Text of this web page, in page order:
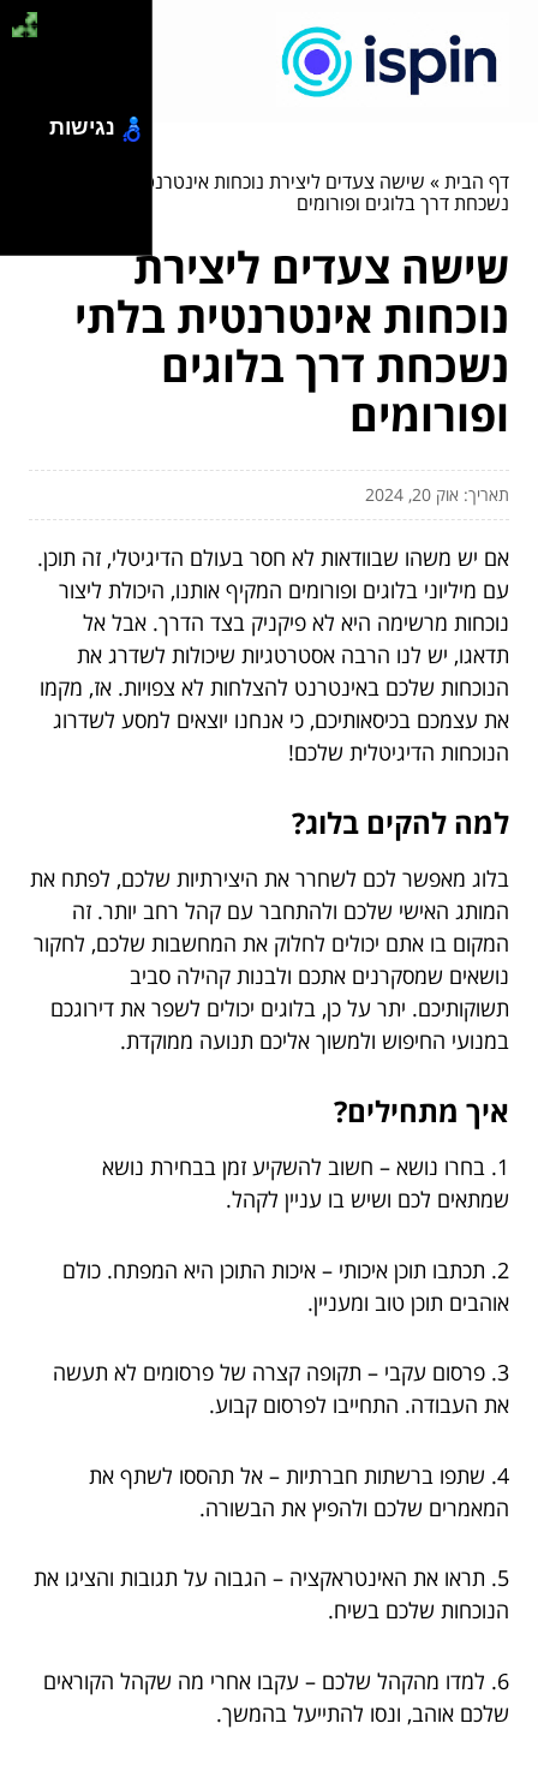
דף הבית» שישה צעדים ליצירת נוכחות אינטרנטית בלתי
נשכחת דרך בלוגים ופורומים
שישה צעדים ליצירת
נוכחות אינטרנטית בלתי
נשכחת דרך בלוגים
ופורומים
תאריך: אוק 20, 2024
אם יש משהו שבוודאות לא חסר בעולם הדיגיטלי, זה תוכן.
עם מיליוני בלוגים ופורומים המקיף אותנו, היכולת ליצור
נוכחות מרשימה היא לא פיקניק בצד הדרך. אבל אל
תדאגו, יש לנו הרבה אסטרטגיות שיכולות לשדרג את
הנוכחות שלכם באינטרנט להצלחות לא צפויות. אז, מקמו
את עצמכם בכיסאותיכם, כי אנחנו יוצאים למסע לשדרוג
הנוכחות הדיגיטלית שלכם!
למה להקים בלוג?
בלוג מאפשר לכם לשחרר את היצירתיות שלכם, לפתח את
המותג האישי שלכם ולהתחבר עם קהל רחב יותר. זה
המקום בו אתם יכולים לחלוק את המחשבות שלכם, לחקור
נושאים שמסקרנים אתכם ולבנות קהילה סביב
תשוקותיכם. יתר על כן, בלוגים יכולים לשפר את דירוגכם
במנועי החיפוש ולמשוך אליכם תנועה ממוקדת.
איך מתחילים?
1. בחרו נושא – חשוב להשקיע זמן בבחירת נושא
שמתאים לכם ושיש בו עניין לקהל.
2. תכתבו תוכן איכותי – איכות התוכן היא המפתח. כולם
אוהבים תוכן טוב ומעניין.
3. פרסום עקבי – תקופה קצרה של פרסומים לא תעשה
את העבודה. התחייבו לפרסום קבוע.
4. שתפו ברשתות חברתיות – אל תהססו לשתף את
המאמרים שלכם ולהפיץ את הבשורה.
5. תראו את האינטראקציה – הגבוה על תגובות והציגו את
הנוכחות שלכם בשיח.
6. למדו מהקהל שלכם – עקבו אחרי מה שקהל הקוראים
שלכם אוהב, ונסו להתייעל בהמשך.
נגישות